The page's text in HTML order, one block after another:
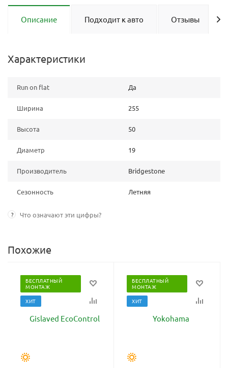
Описание Подходит к авто Отзывы
Характеристики
Run on flat Да
Ширина 255
Высота 50
Диаметр 19
Производитель Bridgestone
Сезонность Летняя
? Что означают эти цифры?
Похожие
БЕСПЛАТНЫЙ
МОНТАЖ
ХИТ
БЕСПЛАТНЫЙ
МОНТАЖ
ХИТ